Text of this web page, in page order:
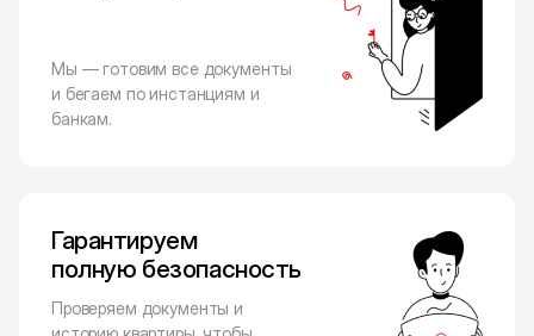
Мы — готовим все документы
и бегаем по инстанциям и
банкам.
Гарантируем
полную безопасность
Проверяем документы и